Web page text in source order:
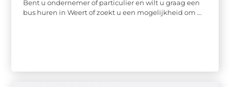
Bent u ondernemer of particulier en wilt u graag een
bus huren in Weert of zoekt u een mogelijkheid om ...